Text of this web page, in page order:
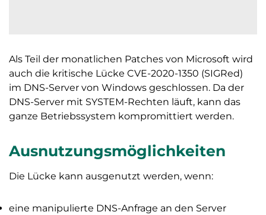
Als Teil der monatlichen Patches von Microsoft wird
auch die kritische Lücke CVE-2020-1350 (SIGRed)
im DNS-Server von Windows geschlossen. Da der
DNS-Server mit SYSTEM-Rechten läuft, kann das
ganze Betriebssystem kompromittiert werden.
Ausnutzungsmöglichkeiten
Die Lücke kann ausgenutzt werden, wenn:
eine manipulierte DNS-Anfrage an den Server